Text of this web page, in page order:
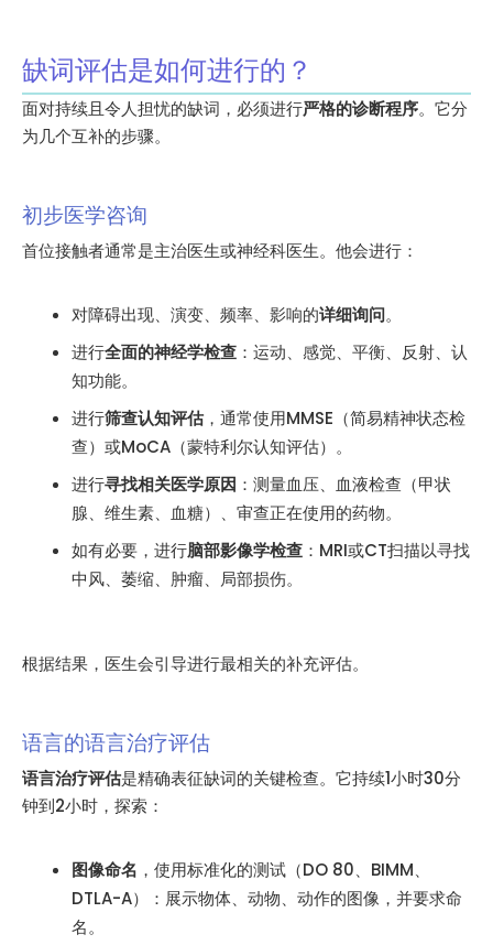
缺词评估是如何进行的？
面对持续且令人担忧的缺词，必须进行严格的诊断程序。它分
为几个互补的步骤。
初步医学咨询
首位接触者通常是主治医生或神经科医生。他会进行：
对障碍出现、演变、频率、影响的详细询问。
进行全面的神经学检查 ：运动、感觉、平衡、反射、认
知功能。
进行筛查认知评估，通常使用MMSE（简易精神状态检
查）或MoCA（蒙特利尔认知评估）。
进行寻找相关医学原因 ：测量血压、血液检查（甲状
腺、维生素、血糖）、审查正在使用的药物。
如有必要，进行脑部影像学检查 ：MRI或CT扫描以寻找
中风、萎缩、肿瘤、局部损伤。
根据结果，医生会引导进行最相关的补充评估。
语言的语言治疗评估
语言治疗评估是精确表征缺词的关键检查。它持续1小时30分
钟到2小时，探索：
图像命名 ，使用标准化的测试（DO 80、BIMM、
DTLA-A）：展示物体、动物、动作的图像，并要求命
名。